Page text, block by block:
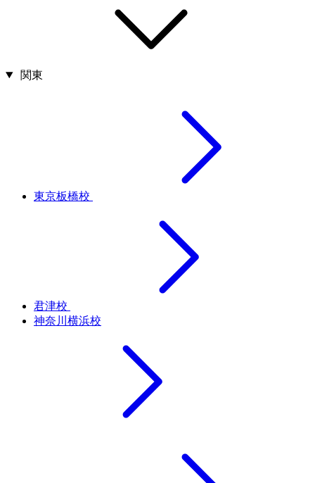
関東
東京板橋校
君津校
神奈川横浜校